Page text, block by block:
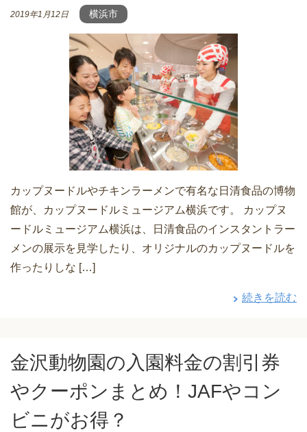
2019年1月12日 横浜市
カップヌードルやチキンラーメンで有名な日清食品の博物
館が、カップヌードルミュージアム横浜です。 カップヌ
ードルミュージアム横浜は、日清食品のインスタントラー
メンの展示を見学したり、オリジナルのカップヌードルを
作ったりしな […]
続きを読む
金沢動物園の入園料金の割引券
やクーポンまとめ！JAFやコン
ビニがお得？